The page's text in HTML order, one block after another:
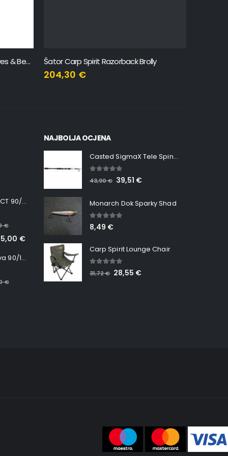
Carp Spirit Camfusion Heli Sleeves & Beads Šator Carp Spirit Razorback Brolly
204,30 €
Minn Kota RT INSTINCT 90/115 WR QUEST
€
€
Minn Kota RT Terrova 90/115 WR QUEST
€
NAJBOLJA OCJENA
Casted SigmaX Tele Spin, 300cm, 40-80gr
out of 5
43,90€ 39,51 €
Monarch Dok Sparky Shad
5.00
8,49 €
Carp Spirit Lounge Chair
out of 5
31,72€ 28,55 €